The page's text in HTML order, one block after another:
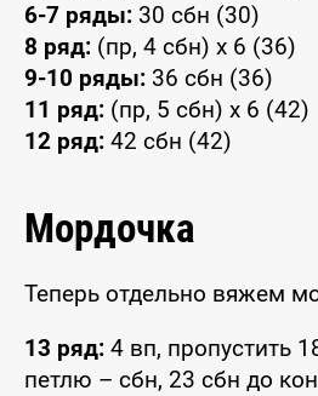
6-7 ряды: 30 сбн (30)
8 ряд: (пр, 4 сбн) x 6 (36)
9-10 ряды: 36 сбн (36)
11 ряд: (пр, 5 сбн) x 6 (42)
12 ряд: 42 сбн (42)
Мордочка
Теперь отдельно вяжем
13 ряд: 4 вп, пропустить
петлю – сбн, 23 сбн до